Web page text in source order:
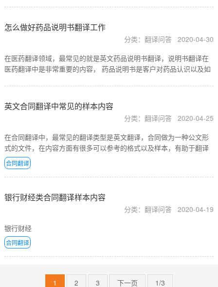
怎么做好药品说明书翻译工作
分类：翻译问答
2020-04-30
在医药翻译领域，最常见的就是英文药品说明书翻译，说明书翻译在
医药翻译中是非常重要的内容， 药品说明书是客户对药品认识以及如
英文合同翻译中常见的样本内容
分类：翻译问答
2020-04-25
在合同翻译中，最常见的翻译类型是英文翻译，合同做为一种公文形
式的文件，在内容方面有很多可以参考的格式以及样本，有助于翻译
合同时，进行参考，提升翻译的效率以及翻译的准确性，一下是根据
合同翻译的内容整理出的部分常见的样本句子，供您参考。…
合同翻译
银行财经类合同翻译样本内容
分类：翻译问答
2020-04-19
银行财经
合同翻译
1 2 3 下一页 1/3